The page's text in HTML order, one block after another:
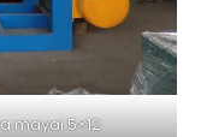
mayai 5×12